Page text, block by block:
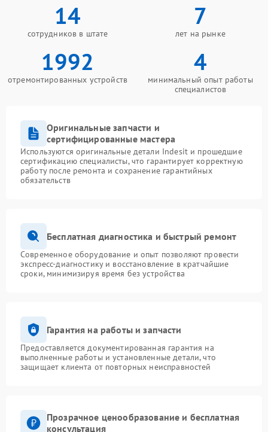
14
сотрудников в штате
7
лет на рынке
1992
отремонтированных устройств
4
минимальный опыт работы
специалистов
Оригинальные запчасти и
сертифицированные мастера
Используются оригинальные детали Indesit и прошедшие
сертификацию специалисты, что гарантирует корректную
работу после ремонта и сохранение гарантийных
обязательств
Бесплатная диагностика и быстрый ремонт
Современное оборудование и опыт позволяют провести
экспресс-диагностику и восстановление в кратчайшие
сроки, минимизируя время без устройства
Гарантия на работы и запчасти
Предоставляется документированная гарантия на
выполненные работы и установленные детали, что
защищает клиента от повторных неисправностей
Прозрачное ценообразование и бесплатная
консультация